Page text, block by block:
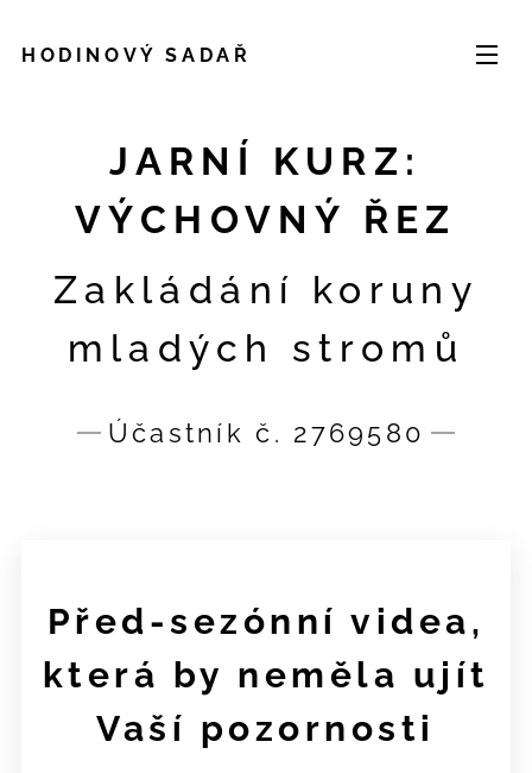
HODINOVÝ SADAŘ
JARNÍ KURZ:
VÝCHOVNÝ ŘEZ
Zakládání koruny
mladých stromů
Účastník č. 2769580
Před-sezónní videa,
která by neměla ujít
Vaší pozornosti